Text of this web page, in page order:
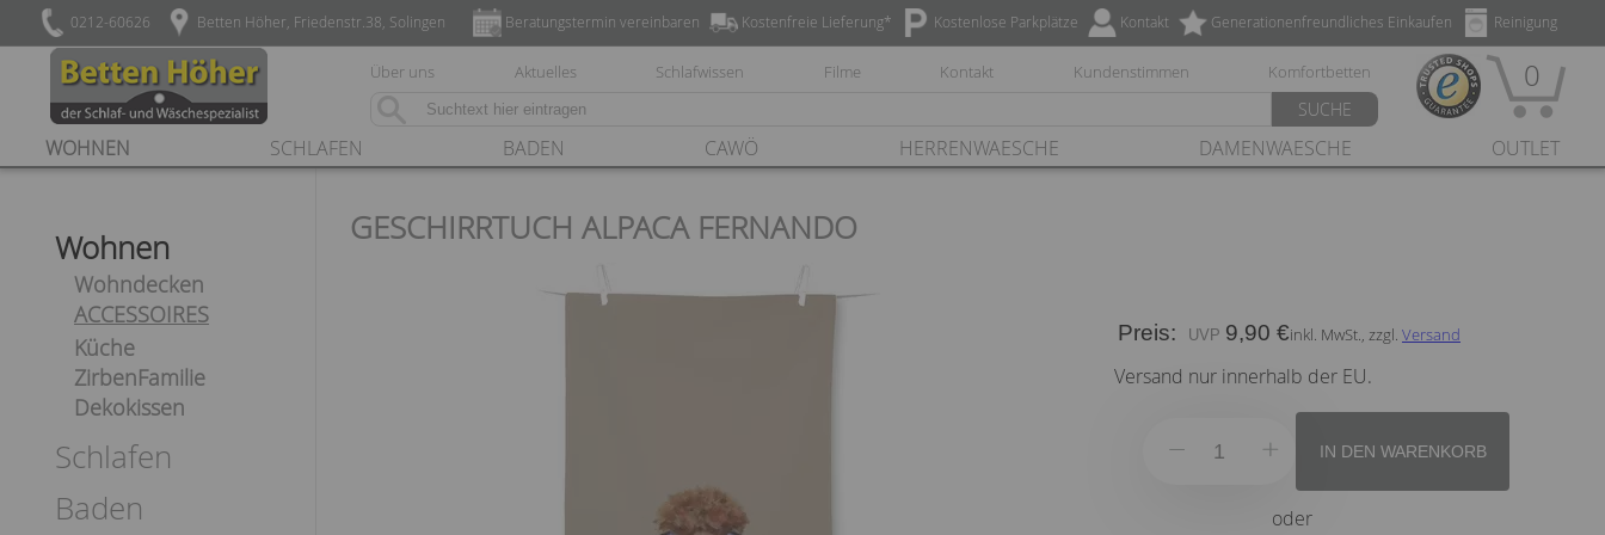
0212-60626 Betten Höher, Friedenstr.38, Solingen Reinigung
Generationenfreundliches Einkaufen
Kontakt
Kostenlose Parkplätze
Kostenfreie Lieferung*
Beratungstermin vereinbaren
Über uns Aktuelles Schlafwissen Filme Kontakt Kundenstimmen Komfortbetten
SUCHE
0
WOHNEN SCHLAFEN BADEN CAWÖ HERRENWAESCHE DAMENWAESCHE OUTLET
Wohnen
Wohndecken
ACCESSOIRES
Küche
ZirbenFamilie
Dekokissen
Schlafen
Baden
GESCHIRRTUCH ALPACA FERNANDO
Preis: 9,90 €inkl. MwSt., zzgl. Versand
Versand nur innerhalb der EU.
IN DEN WARENKORB
oder